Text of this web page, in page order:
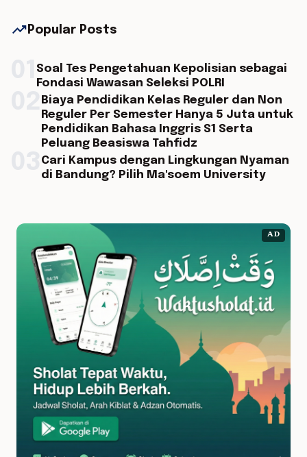
trending_up Popular Posts
Soal Tes Pengetahuan Kepolisian sebagai
Fondasi Wawasan Seleksi POLRI
Biaya Pendidikan Kelas Reguler dan Non
Reguler Per Semester Hanya 5 Juta untuk
Pendidikan Bahasa Inggris S1 Serta
Peluang Beasiswa Tahfidz
Cari Kampus dengan Lingkungan Nyaman
di Bandung? Pilih Ma'soem University
AD